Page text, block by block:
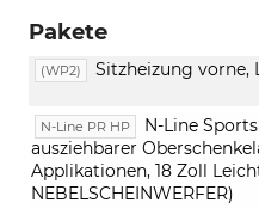
Pakete
(WP2)
Sitzheizung vorne,
N-Line PR HP
N-Line
ausziehbarer
Applikationen, 18 Zoll
NEBELSCHEINWERFER)